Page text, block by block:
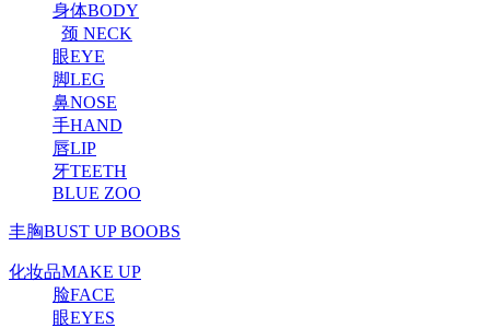
身体BODY
颈 NECK
眼EYE
脚LEG
鼻NOSE
手HAND
唇LIP
牙TEETH
BLUE ZOO
丰胸BUST UP BOOBS
化妆品MAKE UP
脸FACE
眼EYES